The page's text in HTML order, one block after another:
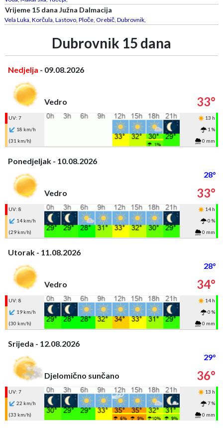
Vrijeme 15 dana Južna Dalmacija
Vela Luka, Korčula, Lastovo, Ploče, Orebič, Dubrovnik,
Dubrovnik 15 dana
Nedjelja - 09.08.2026
Vedro 33°
UV: 7
13 h
18 km/h
1 %
(31 km/h)
0 mm
Ponedjeljak - 10.08.2026
28°
Vedro
33°
UV: 8
14 h
14 km/h
0 %
(29 km/h)
0 mm
Utorak - 11.08.2026
28°
Vedro
34°
UV: 8
14 h
19 km/h
0 %
(30 km/h)
0 mm
Srijeda - 12.08.2026
29°
Djelomično sunčano
36°
UV: 7
13 h
22 km/h
7 %
(33 km/h)
0 mm